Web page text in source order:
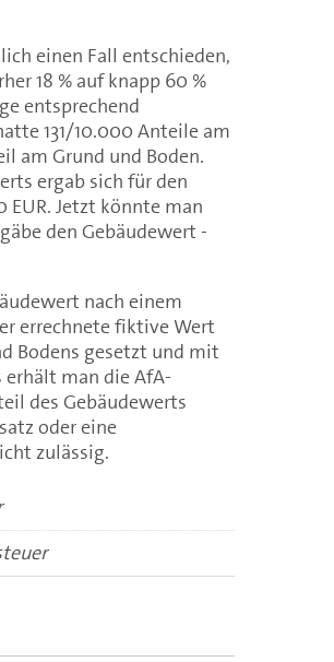
einen Fall entschieden,
18 % auf knapp 60 %
entsprechend
131/10.000 Anteile am
am Grund und Boden.
ergab sich für den
EUR. Jetzt könnte man
den Gebäudewert -
nach einem
errechnete fiktive Wert
Bodens gesetzt und mit
man die AfA-
des Gebäudewerts
oder eine
zulässig.